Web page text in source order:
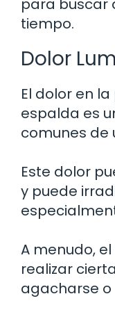
para buscar
tiempo.
Dolor
El dolor en
espalda es
comunes de
Este dolor
y puede
A menudo,
realizar
agacharse